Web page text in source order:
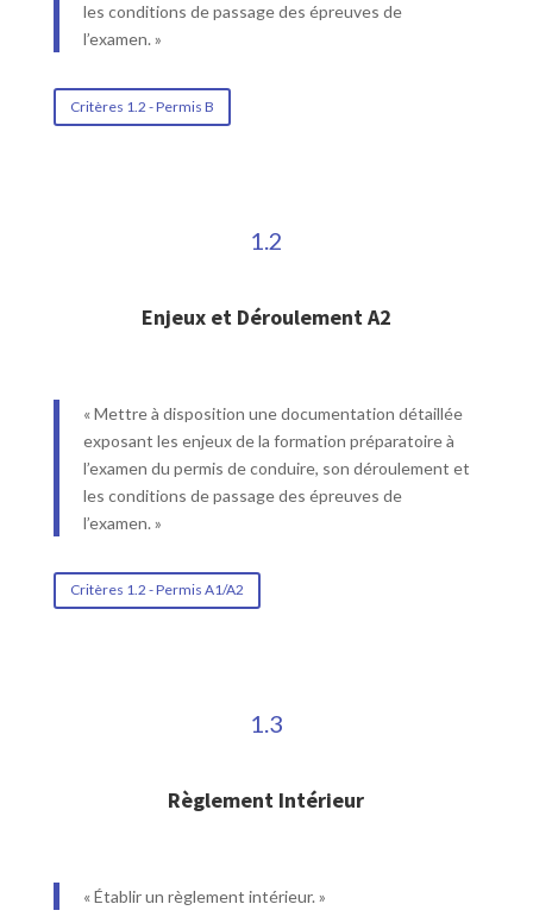
les conditions de passage des épreuves de
l’examen. »
Critères 1.2 - Permis B
1.2
Enjeux et Déroulement A2
« Mettre à disposition une documentation détaillée
exposant les enjeux de la formation préparatoire à
l’examen du permis de conduire, son déroulement et
les conditions de passage des épreuves de
l’examen. »
Critères 1.2 - Permis A1/A2
1.3
Règlement Intérieur
« Établir un règlement intérieur. »